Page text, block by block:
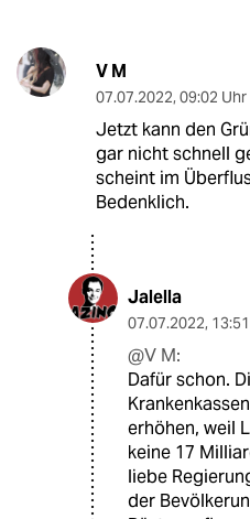
V M
07.07.2022, 09:02 Uhr
Jetzt kann den
gar nicht schnell
scheint im
Bedenklich.
Jalella
07.07.2022,
@V M:
Dafür schon.
erhöhen, weil
keine 17
liebe
der